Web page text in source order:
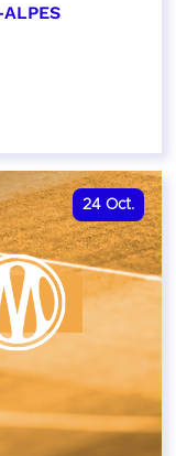
24 Oct.